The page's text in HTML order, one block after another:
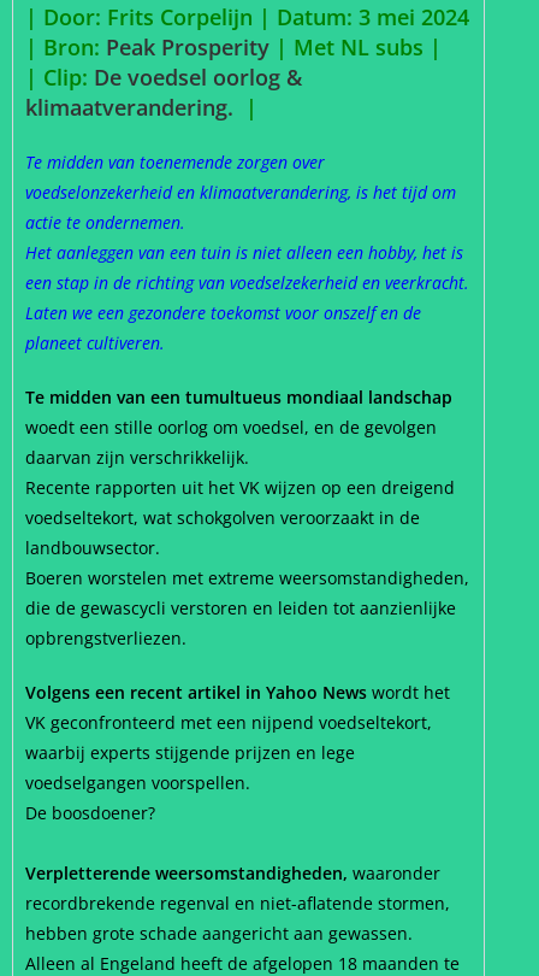
| Door: Frits Corpelijn | Datum: 3 mei 2024
| Bron: Peak Prosperity | Met NL subs |
| Clip: De voedsel oorlog &
klimaatverandering.
|
Te midden van toenemende zorgen over
voedselonzekerheid en klimaatverandering, is het tijd om
actie te ondernemen.
Het aanleggen van een tuin is niet alleen een hobby, het is
een stap in de richting van voedselzekerheid en veerkracht.
Laten we een gezondere toekomst voor onszelf en de
planeet cultiveren.
Te midden van een tumultueus mondiaal landschap
woedt een stille oorlog om voedsel, en de gevolgen
daarvan zijn verschrikkelijk.
Recente rapporten uit het VK wijzen op een dreigend
voedseltekort, wat schokgolven veroorzaakt in de
landbouwsector.
Boeren worstelen met extreme weersomstandigheden,
die de gewascycli verstoren en leiden tot aanzienlijke
opbrengstverliezen.
Volgens een recent artikel in Yahoo News wordt het
VK geconfronteerd met een nijpend voedseltekort,
waarbij experts stijgende prijzen en lege
voedselgangen voorspellen.
De boosdoener?
Verpletterende weersomstandigheden, waaronder
recordbrekende regenval en niet-aflatende stormen,
hebben grote schade aangericht aan gewassen.
Alleen al Engeland heeft de afgelopen 18 maanden te